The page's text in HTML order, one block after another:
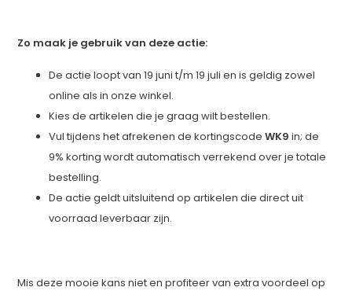
Zo maak je gebruik van deze actie:
De actie loopt van 19 juni t/m 19 juli en is geldig zowel
online als in onze winkel.
Kies de artikelen die je graag wilt bestellen.
Vul tijdens het afrekenen de kortingscodeWK9in; de
9% korting wordt automatisch verrekend over je totale
bestelling.
De actie geldt uitsluitend op artikelen die direct uit
voorraad leverbaar zijn.
Mis deze mooie kans niet en profiteer van extra voordeel op